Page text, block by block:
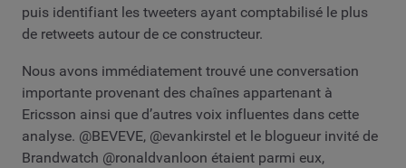
puis identifiant les tweeters ayant comptabilisé le plus
de retweets autour de ce constructeur.
Nous avons immédiatement trouvé une conversation
importante provenant des chaînes appartenant à
Ericsson ainsi que d’autres voix influentes dans cette
analyse. @BEVEVE, @evankirstel et le blogueur invité de
Brandwatch @ronaldvanloon étaient parmi eux,